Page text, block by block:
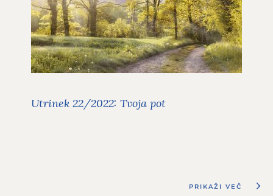
Utrinek 22/2022: Tvoja pot
V 22. utrinku za leto 2022 smo z Ano
Mario Mitič in gostjo Anjo Leskovar
spregovorile o življenjskih poteh.
PRIKAŽI VEČ